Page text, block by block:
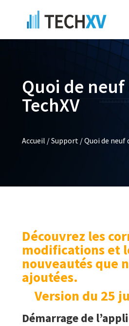
Quoi de
TechXV
Accueil /Support/Quoi de neuf
Découvrez les
modifications et
nouveautés que
ajoutées.
Version du 25
Démarrage de